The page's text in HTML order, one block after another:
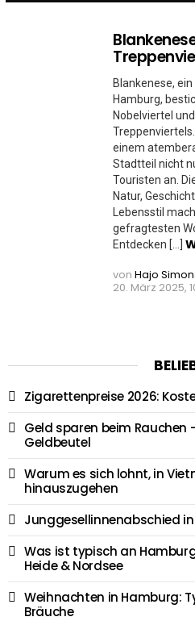
Blankenese,
Hamburg,
Nobelviertel
einem
Stadtteil nicht
Touristen an.
Natur,
Lebensstil
gefragtesten
Entdecken […]
von Hajo
20. März 2025,
Zigarettenpreise 2026:
Geld sparen beim Rauchen
Geldbeutel
Warum es sich lohnt, in
hinauszugehen
Junggesellinnenabschied
Was ist typisch an
Heide & Nordsee
Weihnachten in Hamburg:
Bräuche